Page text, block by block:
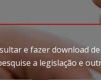
e fazer download
a legislação e